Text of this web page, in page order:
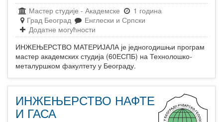
Мастер студије - Академске
1 година
Град Београд
Енглески и Српски
Додатне могућности
ИНЖЕЊЕРСТВО МАТЕРИЈАЛА је једногодишњи програм
мастер академских студија (60ЕСПБ) на Технолошко-
металуршком факултету у Београду.
ИНЖЕЊЕРСТВО НАФТЕ
И ГАСА